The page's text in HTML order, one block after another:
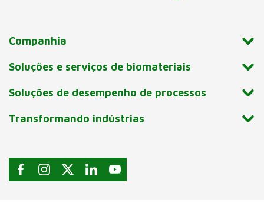
Companhia
Soluções e serviços de biomateriais
Soluções de desempenho de processos
Transformando indústrias